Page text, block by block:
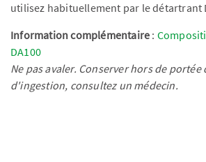
utilisez habituellement par le détartrant
Information complémentaire :
DA100
Ne pas avaler. Conserver hors de portée
d'ingestion, consultez un médecin.